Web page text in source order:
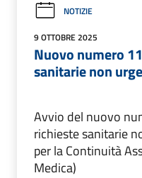
NOTIZIE
9 OTTOBRE 2025
Nuovo numero
sanitarie non
Avvio del nuovo
richieste sanitarie
per la Continuità
Medica)